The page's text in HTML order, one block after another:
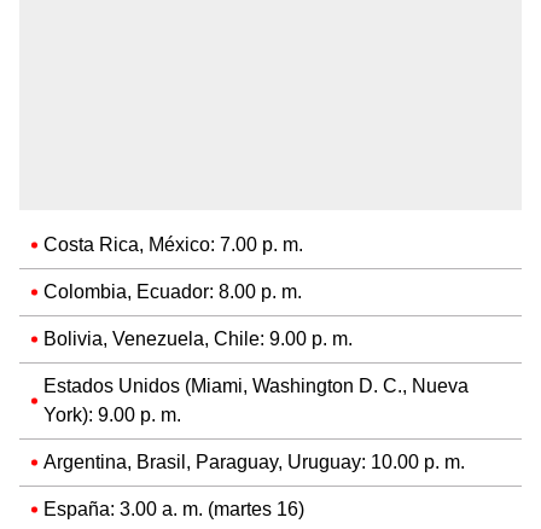
Costa Rica, México: 7.00 p. m.
Colombia, Ecuador: 8.00 p. m.
Bolivia, Venezuela, Chile: 9.00 p. m.
Estados Unidos (Miami, Washington D. C., Nueva
York): 9.00 p. m.
Argentina, Brasil, Paraguay, Uruguay: 10.00 p. m.
España: 3.00 a. m. (martes 16)